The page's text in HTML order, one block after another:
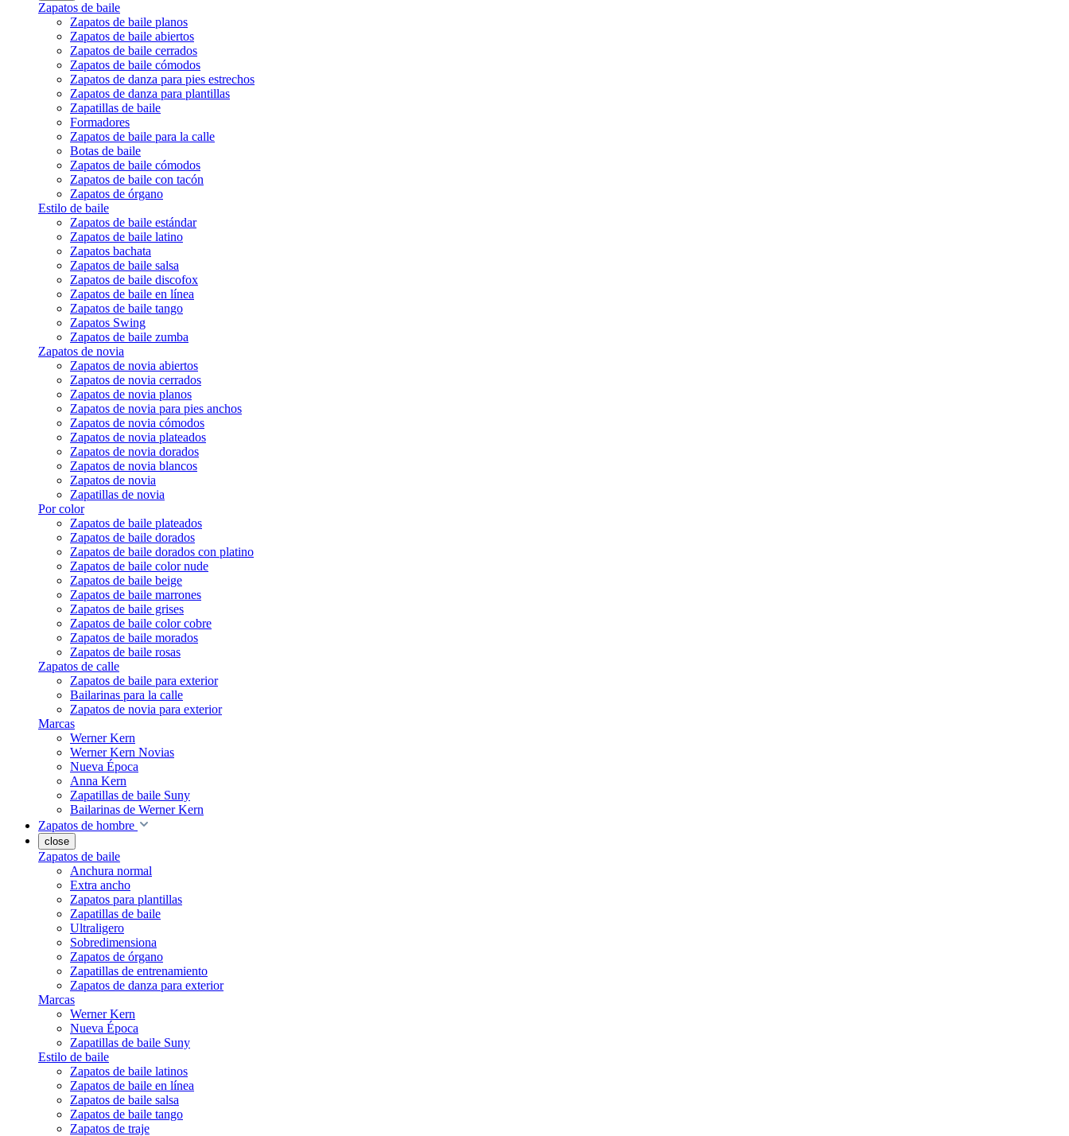
Zapatos de baile
Zapatos de baile planos
Zapatos de baile abiertos
Zapatos de baile cerrados
Zapatos de baile cómodos
Zapatos de danza para pies estrechos
Zapatos de danza para plantillas
Zapatillas de baile
Formadores
Zapatos de baile para la calle
Botas de baile
Zapatos de baile cómodos
Zapatos de baile con tacón
Zapatos de órgano
Estilo de baile
Zapatos de baile estándar
Zapatos de baile latino
Zapatos bachata
Zapatos de baile salsa
Zapatos de baile discofox
Zapatos de baile en línea
Zapatos de baile tango
Zapatos Swing
Zapatos de baile zumba
Zapatos de novia
Zapatos de novia abiertos
Zapatos de novia cerrados
Zapatos de novia planos
Zapatos de novia para pies anchos
Zapatos de novia cómodos
Zapatos de novia plateados
Zapatos de novia dorados
Zapatos de novia blancos
Zapatos de novia
Zapatillas de novia
Por color
Zapatos de baile plateados
Zapatos de baile dorados
Zapatos de baile dorados con platino
Zapatos de baile color nude
Zapatos de baile beige
Zapatos de baile marrones
Zapatos de baile grises
Zapatos de baile color cobre
Zapatos de baile morados
Zapatos de baile rosas
Zapatos de calle
Zapatos de baile para exterior
Bailarinas para la calle
Zapatos de novia para exterior
Marcas
Werner Kern
Werner Kern Novias
Nueva Época
Anna Kern
Zapatillas de baile Suny
Bailarinas de Werner Kern
Zapatos de hombre
close
Zapatos de baile
Anchura normal
Extra ancho
Zapatos para plantillas
Zapatillas de baile
Ultraligero
Sobredimensiona
Zapatos de órgano
Zapatillas de entrenamiento
Zapatos de danza para exterior
Marcas
Werner Kern
Nueva Época
Zapatillas de baile Suny
Estilo de baile
Zapatos de baile latinos
Zapatos de baile en línea
Zapatos de baile salsa
Zapatos de baile tango
Zapatos de traje